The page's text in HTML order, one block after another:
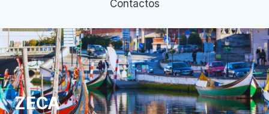
Contactos
ZECA